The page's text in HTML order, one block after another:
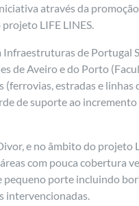
através da
LIFE LINES.
de Portugal
de Aveiro e do Porto
estradas e linhas
de suporte ao incremento
e no âmbito do projeto
com pouca cobertura
porte incluindo
intervencionadas.